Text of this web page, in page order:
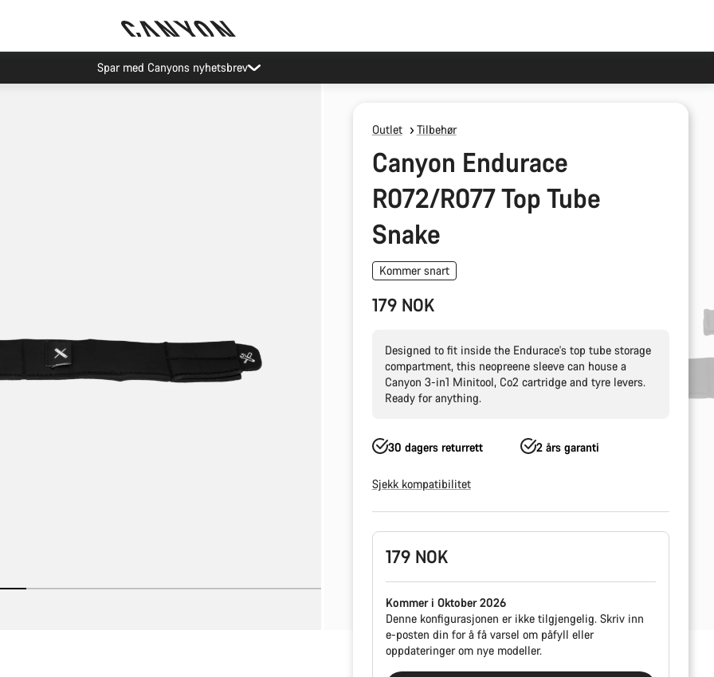
Spar med Canyons nyhetsbrev
Outlet Tilbehør
Canyon Endurace
R072/R077 Top Tube
Snake
Kommer snart
179 NOK
Designed to fit inside the Endurace's top tube storage
compartment, this neopreene sleeve can house a
Canyon 3-in1 Minitool, Co2 cartridge and tyre levers.
Ready for anything.
30 dagers returrett 2 års garanti
Sjekk kompatibilitet
Produktkonfigurasjon
179 NOK
Kommer i Oktober 2026
Denne konfigurasjonen er ikke tilgjengelig. Skriv inn
e-posten din for å få varsel om påfyll eller
oppdateringer om nye modeller.